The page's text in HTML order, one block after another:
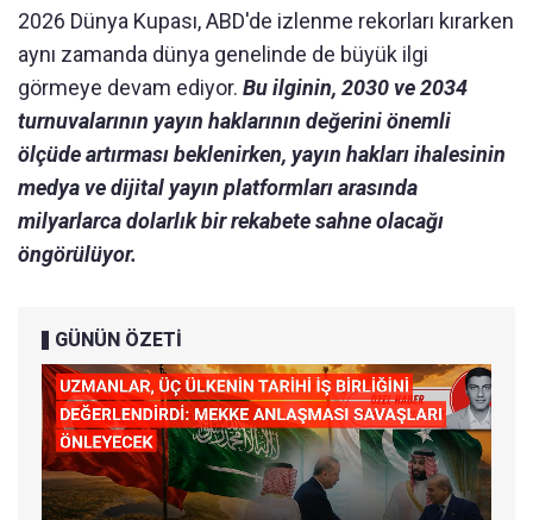
2026 Dünya Kupası, ABD'de izlenme rekorları kırarken
aynı zamanda dünya genelinde de büyük ilgi
görmeye devam ediyor. Bu ilginin, 2030 ve 2034
turnuvalarının yayın haklarının değerini önemli
ölçüde artırması beklenirken, yayın hakları ihalesinin
medya ve dijital yayın platformları arasında
milyarlarca dolarlık bir rekabete sahne olacağı
öngörülüyor.
GÜNÜN ÖZETİ